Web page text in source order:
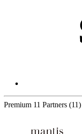
Premium 11 Partners (11)